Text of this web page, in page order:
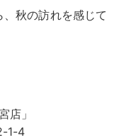
秋の訪れを感じて
店」
1-4